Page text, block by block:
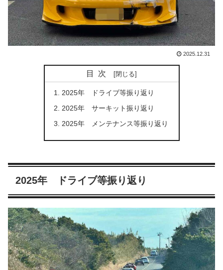
2025.12.31
目次
2025年 ドライブ等振り返り
2025年 サーキット振り返り
2025年 メンテナンス等振り返り
2025年 ドライブ等振り返り